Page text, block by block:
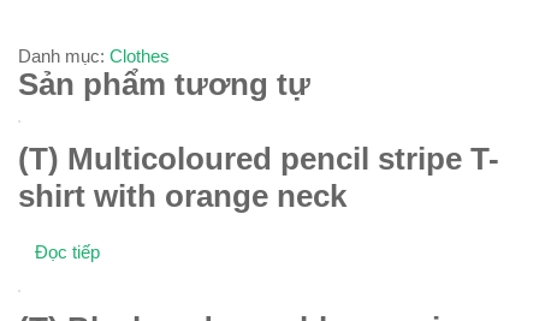
Danh mục: Clothes
Sản phẩm tương tự
(T) Multicoloured pencil stripe T-
shirt with orange neck
Đọc tiếp